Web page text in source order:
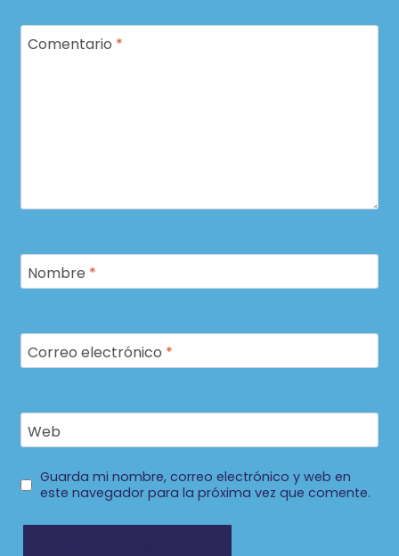
Comentario *
Nombre *
Correo electrónico *
Web
Guarda mi nombre, correo electrónico y web en
este navegador para la próxima vez que comente.